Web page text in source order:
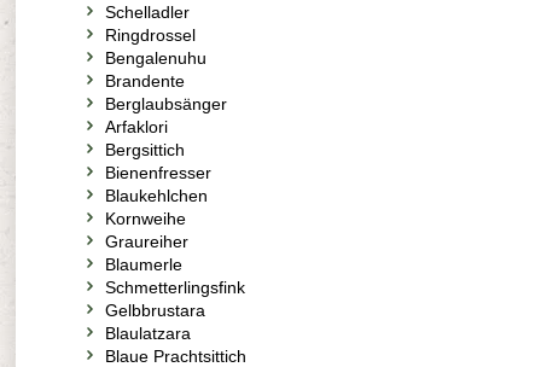
Schelladler
Ringdrossel
Bengalenuhu
Brandente
Berglaubsänger
Arfaklori
Bergsittich
Bienenfresser
Blaukehlchen
Kornweihe
Graureiher
Blaumerle
Schmetterlingsfink
Gelbbrustara
Blaulatzara
Blaue Prachtsittich